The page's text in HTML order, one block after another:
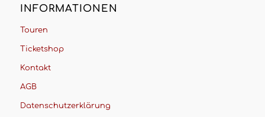
INFORMATIONEN
Touren
Ticketshop
Kontakt
AGB
Datenschutzerklärung